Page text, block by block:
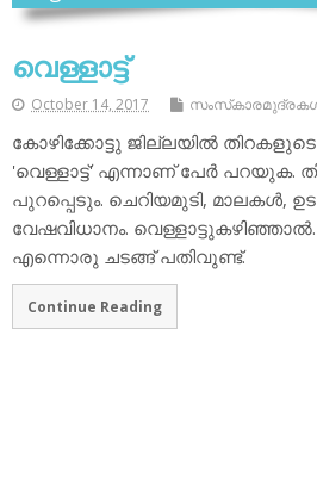
വെള്ളാട്ട്
October 14, 2017
കോഴിക്കോട്ടു ജില്ലയില്‍ തിറകളുടെ
'വെള്ളാട്ട്' എന്നാണ് പേര്‍ പറയുക.
പുറപ്പെടും. ചെറിയമുടി, മാലകള്‍,
വേഷവിധാനം. വെള്ളാട്ടുകഴിഞ്ഞാല്‍.
എന്നൊരു ചടങ്ങ് പതിവുണ്ട്.
Continue Reading